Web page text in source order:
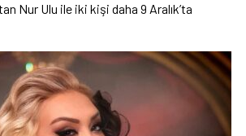
Nur Ulu ile iki kişi daha 9 Aralık’ta